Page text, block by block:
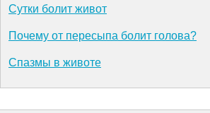
Сутки болит живот
Почему от пересыпа болит голова?
Спазмы в животе